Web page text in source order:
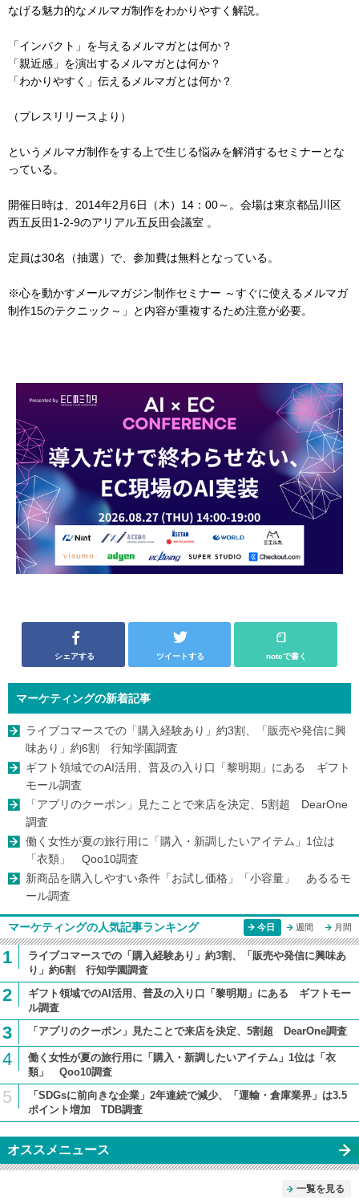
なげる魅力的なメルマガ制作をわかりやすく解説。
「インパクト」を与えるメルマガとは何か？
「親近感」を演出するメルマガとは何か？
「わかりやすく」伝えるメルマガとは何か？
（プレスリリースより）
というメルマガ制作をする上で生じる悩みを解消するセミナーとな
っている。
開催日時は、2014年2月6日（木）14：00～。会場は東京都品川区
西五反田1-2-9のアリアル五反田会議室 。
定員は30名（抽選）で、参加費は無料となっている。
※心を動かすメールマガジン制作セミナー ～すぐに使えるメルマガ
制作15のテクニック～」と内容が重複するため注意が必要。
シェアする ツイートする noteで書く
マーケティングの新着記事
ライブコマースでの「購入経験あり」約3割、「販売や発信に興
味あり」約6割 行知学園調査
ギフト領域でのAI活用、普及の入り口「黎明期」にある ギフト
モール調査
「アプリのクーポン」見たことで来店を決定、5割超 DearOne
調査
働く女性が夏の旅行用に「購入・新調したいアイテム」1位は
「衣類」 Qoo10調査
新商品を購入しやすい条件「お試し価格」「小容量」 あるるモ
ール調査
マーケティングの人気記事ランキング 今日 週間 月間
1
ライブコマースでの「購入経験あり」約3割、「販売や発信に興味あ
り」約6割 行知学園調査
2
ギフト領域でのAI活用、普及の入り口「黎明期」にある ギフトモー
ル調査
3 「アプリのクーポン」見たことで来店を決定、5割超 DearOne調査
4
働く女性が夏の旅行用に「購入・新調したいアイテム」1位は「衣
類」 Qoo10調査
5
「SDGsに前向きな企業」2年連続で減少、「運輸・倉庫業界」は3.5
ポイント増加 TDB調査
オススメニュース
一覧を見る